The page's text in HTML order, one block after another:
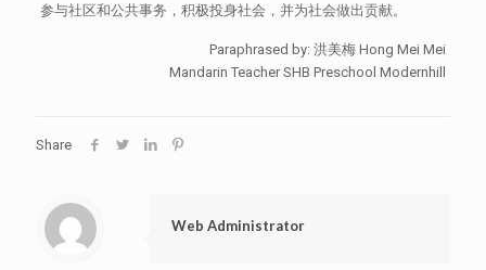
参与社区和公共事务，积极投身社会，并为社会做出贡献。
Paraphrased by: 洪美梅 Hong Mei Mei
Mandarin Teacher SHB Preschool Modernhill
Share
Web Administrator